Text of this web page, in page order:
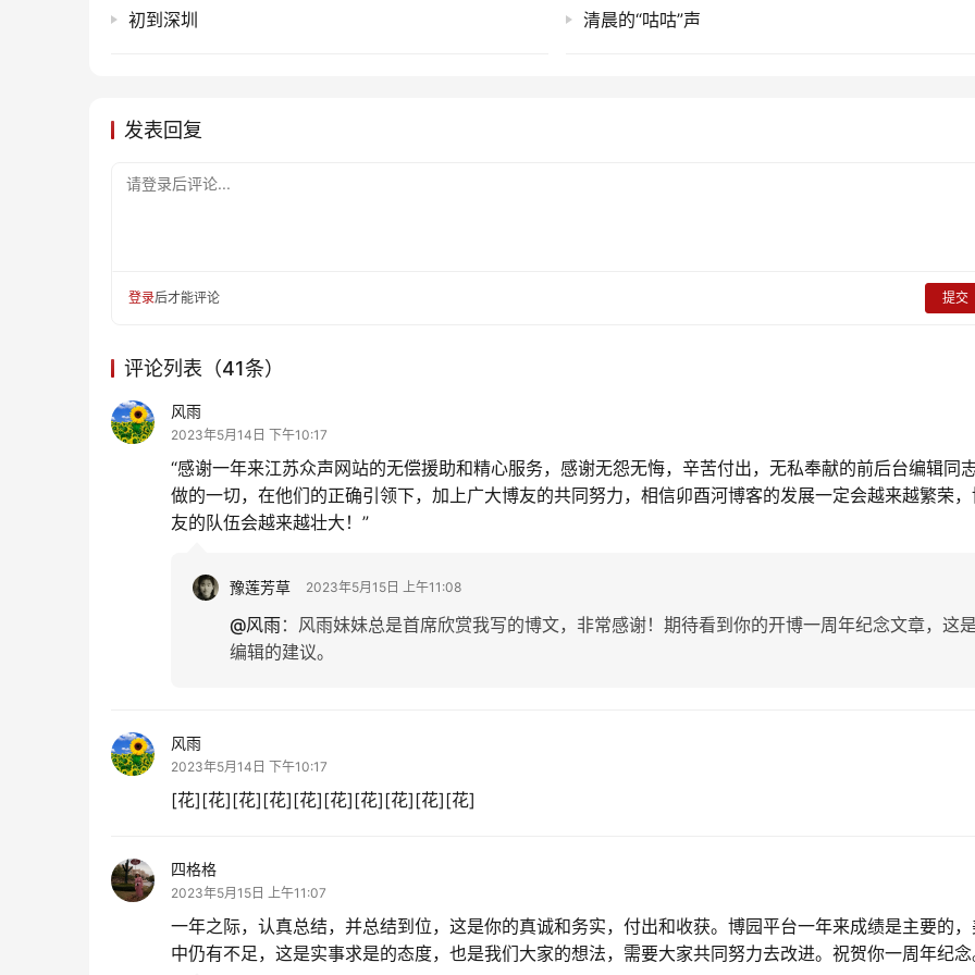
初到深圳 清晨的“咕咕”声
发表回复
请登录后评论...
登录后才能评论 提交
评论列表（41条）
风雨
2023年5月14日 下午10:17
“感谢一年来江苏众声网站的无偿援助和精心服务，感谢无怨无悔，辛苦付出，无私奉献的前后台编辑同
做的一切，在他们的正确引领下，加上广大博友的共同努力，相信卯酉河博客的发展一定会越来越繁荣
友的队伍会越来越壮大！”
豫莲芳草 2023年5月15日 上午11:08
@风雨： 风雨妹妹总是首席欣赏我写的博文，非常感谢！期待看到你的开博一周年纪念文章，这
编辑的建议。
风雨
2023年5月14日 下午10:17
[花][花][花][花][花][花][花][花][花][花]
四格格
2023年5月15日 上午11:07
一年之际，认真总结，并总结到位，这是你的真诚和务实，付出和收获。博园平台一年来成绩是主要的
中仍有不足，这是实事求是的态度，也是我们大家的想法，需要大家共同努力去改进。祝贺你一周年纪